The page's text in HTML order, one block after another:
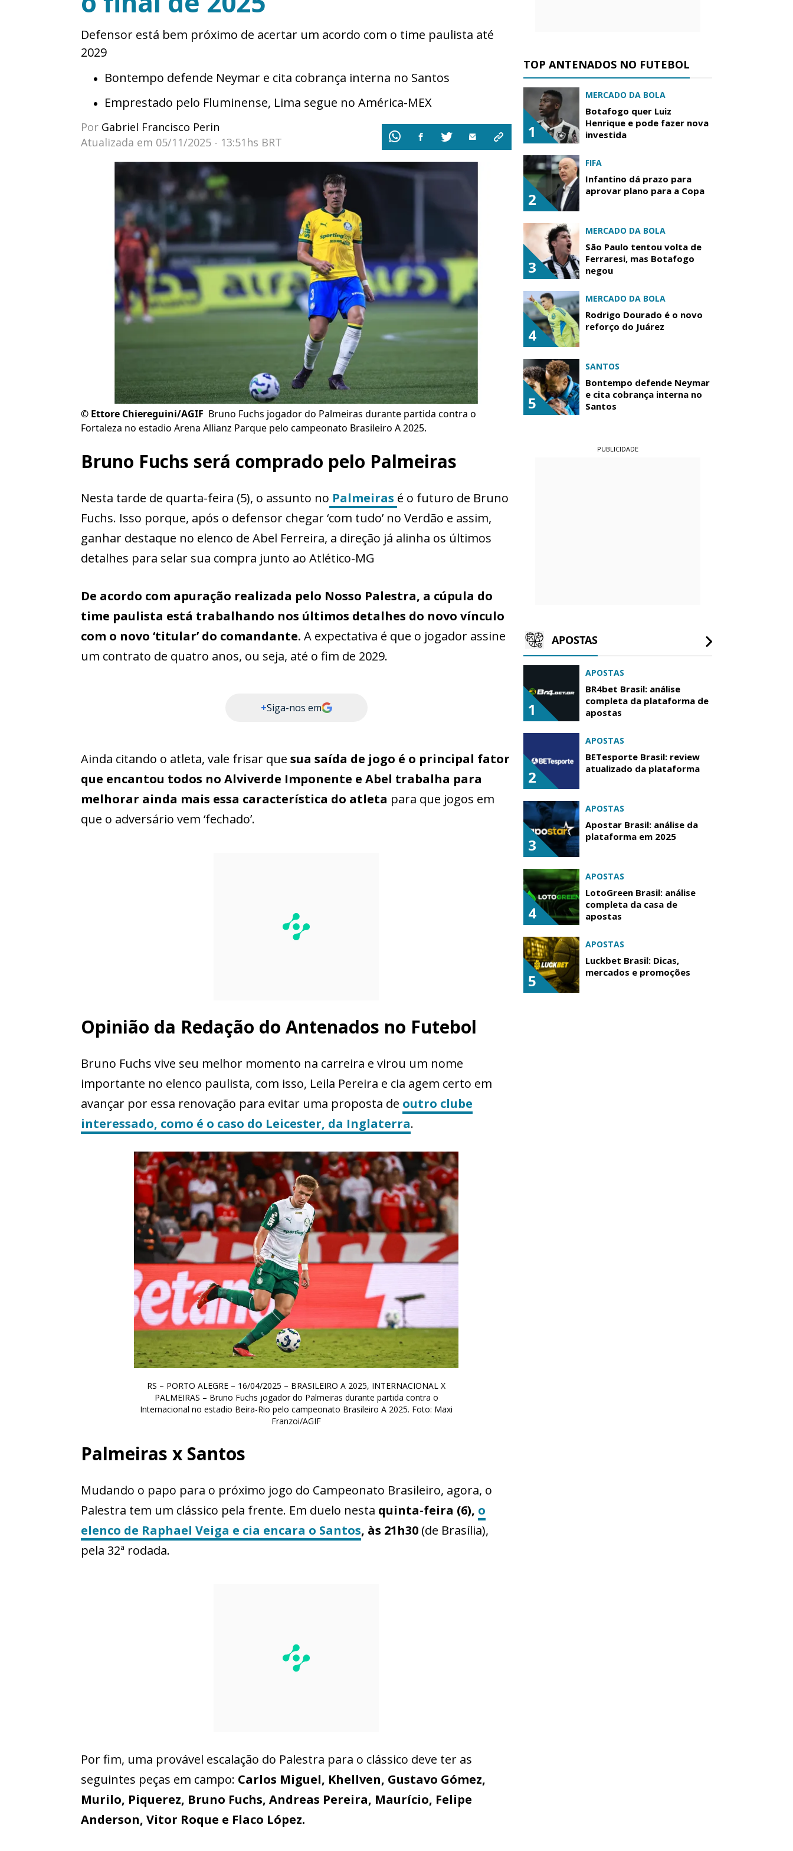
Defensor está bem próximo de acertar um acordo com o time paulista até
2029
Bontempo defende Neymar e cita cobrança interna no Santos
Emprestado pelo Fluminense, Lima segue no América-MEX
Por Gabriel Francisco Perin
Atualizada em 05/11/2025 - 13:51hs BRT
© Ettore Chiereguini/AGIF Bruno Fuchs jogador do Palmeiras durante partida contra o
Fortaleza no estadio Arena Allianz Parque pelo campeonato Brasileiro A 2025.
Bruno Fuchs será comprado pelo Palmeiras
Nesta tarde de quarta-feira (5), o assunto no Palmeiras é o futuro de Bruno
Fuchs. Isso porque, após o defensor chegar ‘com tudo’ no Verdão e assim,
ganhar destaque no elenco de Abel Ferreira, a direção já alinha os últimos
detalhes para selar sua compra junto ao Atlético-MG
De acordo com apuração realizada pelo Nosso Palestra, a cúpula do
time paulista está trabalhando nos últimos detalhes do novo vínculo
com o novo ‘titular’ do comandante. A expectativa é que o jogador assine
um contrato de quatro anos, ou seja, até o fim de 2029.
+Siga-nos em
Ainda citando o atleta, vale frisar que sua saída de jogo é o principal fator
que encantou todos no Alviverde Imponente e Abel trabalha para
melhorar ainda mais essa característica do atleta para que jogos em
que o adversário vem ‘fechado’.
Opinião da Redação do Antenados no Futebol
Bruno Fuchs vive seu melhor momento na carreira e virou um nome
importante no elenco paulista, com isso, Leila Pereira e cia agem certo em
avançar por essa renovação para evitar uma proposta de outro clube
interessado, como é o caso do Leicester, da Inglaterra.
RS – PORTO ALEGRE – 16/04/2025 – BRASILEIRO A 2025, INTERNACIONAL X
PALMEIRAS – Bruno Fuchs jogador do Palmeiras durante partida contra o
Internacional no estadio Beira-Rio pelo campeonato Brasileiro A 2025. Foto: Maxi
Franzoi/AGIF
Palmeiras x Santos
Mudando o papo para o próximo jogo do Campeonato Brasileiro, agora, o
Palestra tem um clássico pela frente. Em duelo nesta quinta-feira (6), o
elenco de Raphael Veiga e cia encara o Santos, às 21h30 (de Brasília),
pela 32ª rodada.
Por fim, uma provável escalação do Palestra para o clássico deve ter as
seguintes peças em campo: Carlos Miguel, Khellven, Gustavo Gómez,
Murilo, Piquerez, Bruno Fuchs, Andreas Pereira, Maurício, Felipe
Anderson, Vitor Roque e Flaco López.
TOP ANTENADOS NO FUTEBOL
1
MERCADO DA BOLA
Botafogo quer Luiz
Henrique e pode fazer nova
investida
2
FIFA
Infantino dá prazo para
aprovar plano para a Copa
3
MERCADO DA BOLA
São Paulo tentou volta de
Ferraresi, mas Botafogo
negou
4
MERCADO DA BOLA
Rodrigo Dourado é o novo
reforço do Juárez
5
SANTOS
Bontempo defende Neymar
e cita cobrança interna no
Santos
PUBLICIDADE
APOSTAS
1
APOSTAS
BR4bet Brasil: análise
completa da plataforma de
apostas
2
APOSTAS
BETesporte Brasil: review
atualizado da plataforma
3
APOSTAS
Apostar Brasil: análise da
plataforma em 2025
4
APOSTAS
LotoGreen Brasil: análise
completa da casa de
apostas
5
APOSTAS
Luckbet Brasil: Dicas,
mercados e promoções